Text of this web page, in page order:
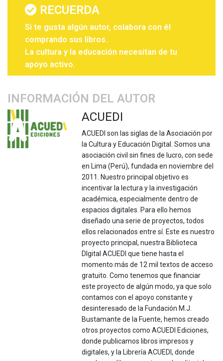
RECUERDA
Si te gusta algún autor, colabora con él
comprando sus libros.
La cultura y la educación necesitan de tu
apoyo activo.
INFORMACIÓN DEL AUTOR
ACUEDI
ACUEDI son las siglas de la Asociación por
la Cultura y Educación Digital. Somos una
asociación civil sin fines de lucro, con sede
en Lima (Perú), fundada en noviembre del
2011. Nuestro principal objetivo es
incentivar la lectura y la investigación
académica, especialmente dentro de
espacios digitales. Para ello hemos
diseñado una serie de proyectos, todos
ellos relacionados entre sí. Este es nuestro
proyecto principal, nuestra Biblioteca
DIgital ACUEDI que tiene hasta el
momento más de 12 mil textos de acceso
gratuito. Como tenemos que financiar
este proyecto de algún modo, ya que solo
contamos con el apoyo constante y
desinteresado de la Fundación M.J.
Bustamante de la Fuente, hemos creado
otros proyectos como ACUEDI Ediciones,
donde publicamos libros impresos y
digitales, y la Librería ACUEDI, donde